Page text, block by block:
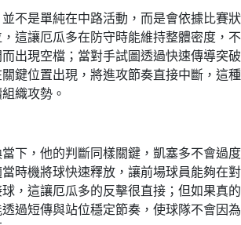
不是單純在中路活動，而是會依據比賽狀
這讓厄瓜多在防守時能維持整體密度，不
出現空檔；當對手試圖透過快速傳導突破
鍵位置出現，將進攻節奏直接中斷，這種
織攻勢。
下，他的判斷同樣關鍵，凱塞多不會過度
時機將球快速釋放，讓前場球員能夠在對
，這讓厄瓜多的反擊很直接；但如果真的
過短傳與站位穩定節奏，使球隊不會因為